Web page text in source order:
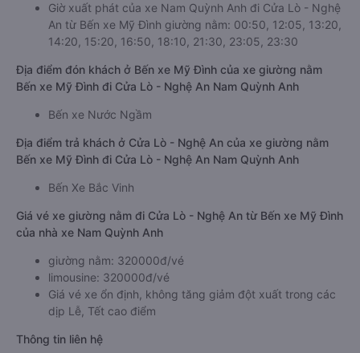
Giờ xuất phát của xe Nam Quỳnh Anh đi Cửa Lò - Nghệ
An từ Bến xe Mỹ Đình giường nằm: 00:50, 12:05, 13:20,
14:20, 15:20, 16:50, 18:10, 21:30, 23:05, 23:30
Địa điểm đón khách ở Bến xe Mỹ Đình của xe giường nằm
Bến xe Mỹ Đình đi Cửa Lò - Nghệ An Nam Quỳnh Anh
Bến xe Nước Ngầm
Địa điểm trả khách ở Cửa Lò - Nghệ An của xe giường nằm
Bến xe Mỹ Đình đi Cửa Lò - Nghệ An Nam Quỳnh Anh
Bến Xe Bắc Vinh
Giá vé xe giường nằm đi Cửa Lò - Nghệ An từ Bến xe Mỹ Đình
của nhà xe Nam Quỳnh Anh
giường nằm: 320000đ/vé
limousine: 320000đ/vé
Giá vé xe ổn định, không tăng giảm đột xuất trong các
dịp Lễ, Tết cao điểm
Thông tin liên hệ